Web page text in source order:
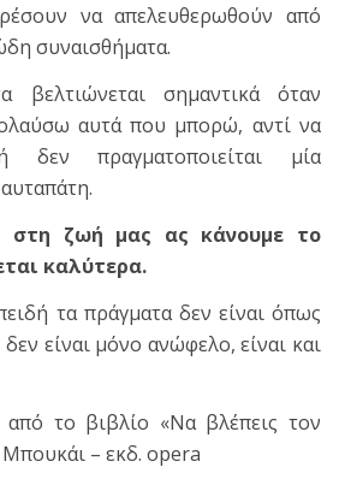
να απελευθερωθούν από
συναισθήματα.
βελτιώνεται σημαντικά όταν
αυτά που μπορώ, αντί να
δεν πραγματοποιείται μία
στη ζωή μας ας κάνουμε το
καλύτερα.
τα πράγματα δεν είναι όπως
είναι μόνο ανώφελο, είναι και
το βιβλίο «Να βλέπεις τον
– εκδ. opera